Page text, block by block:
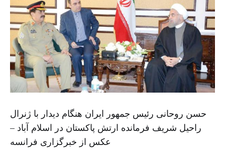
حسن روحانی رئیس جمهور ایران هنگام دیدار با ژنرال
راحیل شریف فرمانده ارتش پاکستان در اسلام آباد –
عکس از خبرگزاری فرانسه